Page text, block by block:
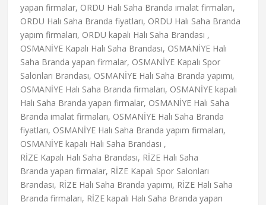
yapan firmalar, ORDU Halı Saha Branda imalat firmaları,
ORDU Halı Saha Branda fiyatları, ORDU Halı Saha Branda
yapım firmaları, ORDU kapalı Halı Saha Brandası ,
OSMANİYE Kapalı Halı Saha Brandası, OSMANİYE Halı
Saha Branda yapan firmalar, OSMANİYE Kapalı Spor
Salonları Brandası, OSMANİYE Halı Saha Branda yapımı,
OSMANİYE Halı Saha Branda firmaları, OSMANİYE kapalı
Halı Saha Branda yapan firmalar, OSMANİYE Halı Saha
Branda imalat firmaları, OSMANİYE Halı Saha Branda
fiyatları, OSMANİYE Halı Saha Branda yapım firmaları,
OSMANİYE kapalı Halı Saha Brandası ,
RİZE Kapalı Halı Saha Brandası, RİZE Halı Saha
Branda yapan firmalar, RİZE Kapalı Spor Salonları
Brandası, RİZE Halı Saha Branda yapımı, RİZE Halı Saha
Branda firmaları, RİZE kapalı Halı Saha Branda yapan